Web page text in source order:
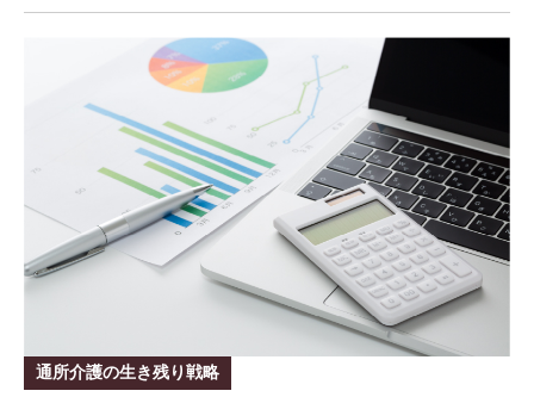
通所介護の生き残り戦略